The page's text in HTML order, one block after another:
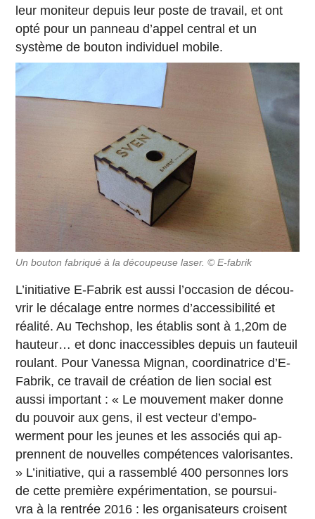
leur mo­ni­teur depuis leur poste de travail, et ont
opté pour un panneau d’appel central et un
système de bouton in­di­vi­duel mobile.
Un bouton fa­bri­qué à la dé­cou­peuse laser. © E-fabrik
L’ini­tia­tive E-Fa­brik est aussi l’oc­ca­sion de dé­cou­
vrir le dé­ca­lage entre normes d’ac­ces­si­bi­lité et
réalité. Au Tech­shop, les établis sont à 1,20m de
hauteur… et donc in­ac­ces­sibles depuis un fau­teuil
roulant. Pour Vanessa Mignan, co­or­di­na­trice d’E-
Fa­brik, ce travail de créa­tion de lien social est
aussi im­por­tant : « Le mou­ve­ment maker donne
du pouvoir aux gens, il est vecteur d’em­po­
werment pour les jeunes et les as­so­ciés qui ap­
prennent de nou­velles com­pé­tences va­lo­ri­santes.
» L’ini­tia­tive, qui a ras­sem­blé 400 per­sonnes lors
de cette pre­mière ex­pé­ri­men­ta­tion, se pour­sui­
vra à la rentrée 2016 : les or­ga­ni­sa­teurs croisent